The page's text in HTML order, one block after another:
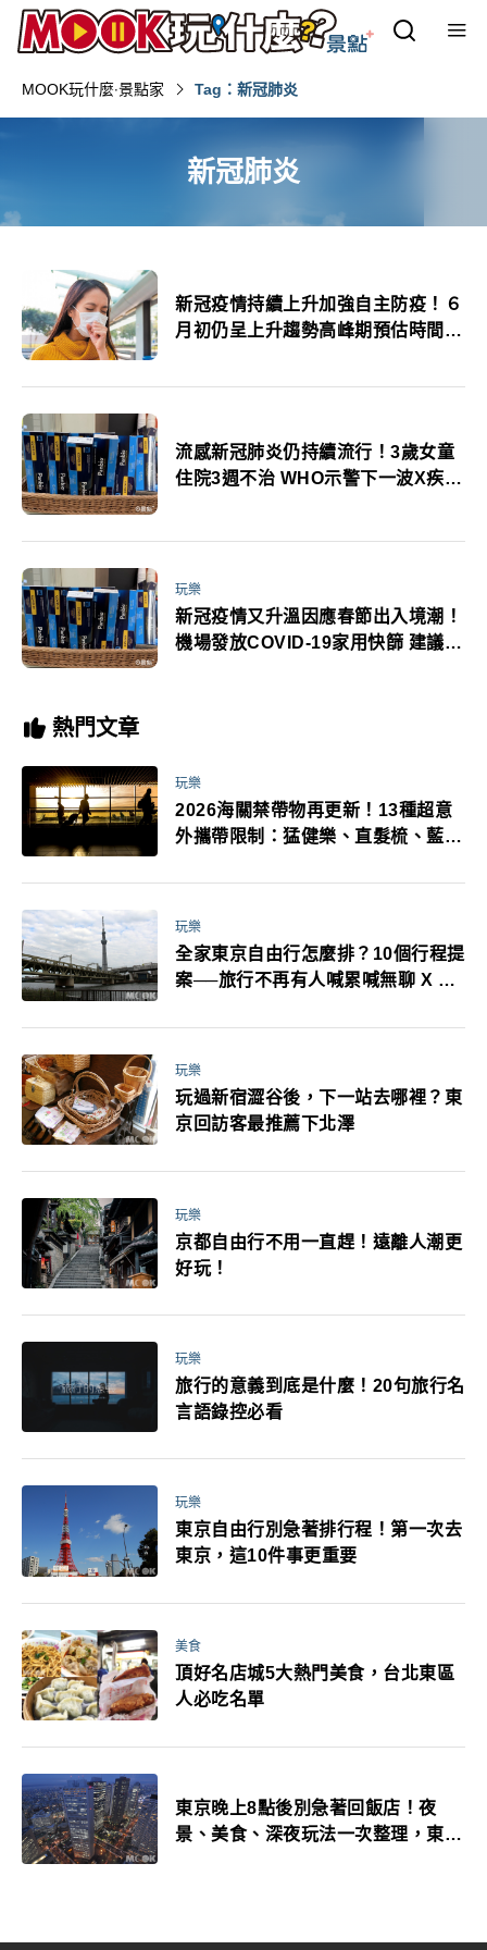
MOOK玩什麼‧景點家 Tag：新冠肺炎
新冠肺炎
新冠疫情持續上升加強自主防疫！６
月初仍呈上升趨勢高峰期預估時間公
流感新冠肺炎仍持續流行！3歲女童
住院3週不治 WHO示警下一波X疾病
玩樂
新冠疫情又升溫因應春節出入境潮！
機場發放COVID-19家用快篩 建議接
熱門文章
玩樂
2026海關禁帶物再更新！13種超意
外攜帶限制：猛健樂、直髮梳、藍牙
萬！注意事項一次看！
玩樂
全家東京自由行怎麼排？10個行程提
案──旅行不再有人喊累喊無聊 X 爸
玩樂
玩過新宿澀谷後，下一站去哪裡？東
京回訪客最推薦下北澤
玩樂
京都自由行不用一直趕！遠離人潮更
好玩！
玩樂
旅行的意義到底是什麼！20句旅行名
言語錄控必看
玩樂
東京自由行別急著排行程！第一次去
東京，這10件事更重要
美食
頂好名店城5大熱門美食，台北東區
人必吃名單
東京晚上8點後別急著回飯店！夜
景、美食、深夜玩法一次整理，東京